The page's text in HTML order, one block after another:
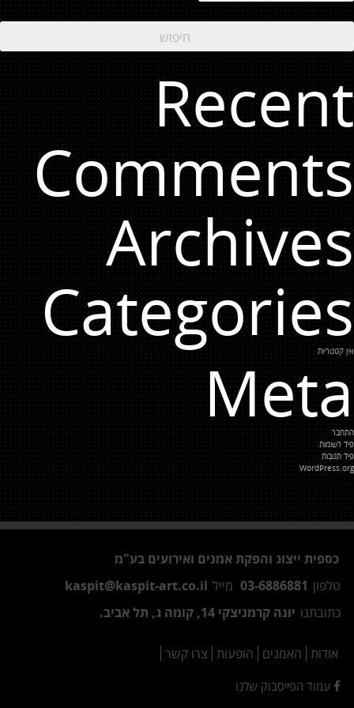
Recent
Comments
Archives
Categories
אין קטגוריות
Meta
התחבר
פיד רשומות
פיד תגובות
WordPress.org
כספית ייצוג והפקת אמנים ואירועים בע"מ
טלפון 03-6886881 מייל kaspit@kaspit-art.co.il
כתובתנו יונה קרמניצקי 14, קומה ג, תל אביב.
אודות האמנים הופעות צרו קשר
עמוד הפייסבוק שלנו